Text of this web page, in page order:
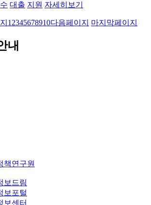
대출 지원 자세히보기
1 2345678910다음페이지 마지막페이지
내